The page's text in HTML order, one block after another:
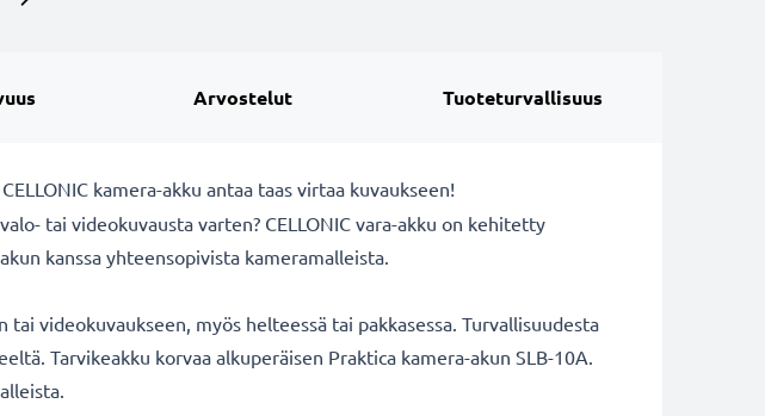
Arvostelut Tuoteturvallisuus
kamera-akku antaa taas virtaa kuvaukseen!
tai videokuvausta varten? CELLONIC vara-akku on kehitetty
kanssa yhteensopivista kameramalleista.
videokuvaukseen, myös helteessä tai pakkasessa. Turvallisuudesta
Tarvikeakku korvaa alkuperäisen Praktica kamera-akun SLB-10A.